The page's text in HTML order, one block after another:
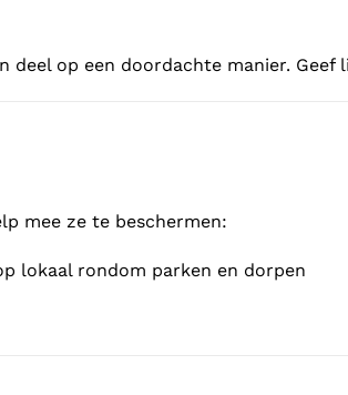
op een doordachte manier.
mee ze te beschermen:
lokaal rondom parken en dorpen